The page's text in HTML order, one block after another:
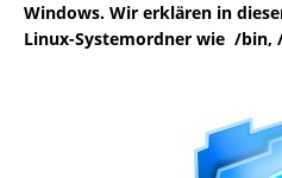
Windows. Wir erklären in
Linux-Systemordner wie /bin,